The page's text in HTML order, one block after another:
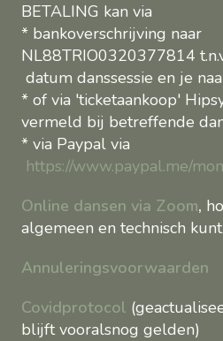
BETALING kan via
* bankoverschrijving naar
NL88TRIO0320377814
datum danssessie en je
* of via 'ticketaankoop'
vermeld bij betreffende
* via Paypal via
https://www.paypal.me/
Online dansen via Zoom,
algemeen en technisch
Annuleringsvoorwaarden
Covidprotocol
blijft vooralsnog gelden)